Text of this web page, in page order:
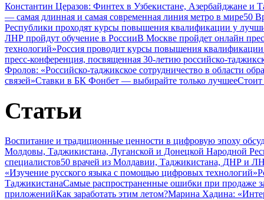
Константин Церазов: Финтех в Узбекистане, Азербайджане
— самая длинная и самая современная линия метро в мире50
Республики проходят курсы повышения квалификации у
ЛНР пройдут обучение в РоссииВ Москве пройдет онлайн
технологий»Россия проводит курсы повышения квалификации
пресс-конференция, посвященная 30-летию российско-
Фролов: «Российско-таджикское сотрудничество в области
связей»Ставки в БК Фонбет — выбирайте только лучшееСтоит
Статьи
Воспитание и традиционные ценности в цифровую эпоху
Молдовы, Таджикистана, Луганской и Донецкой Народной
специалистов50 врачей из Молдавии, Таджикистана, ДНР и
«Изучение русского языка с помощью цифровых технологий»
ТаджикистанаСамые распространенные ошибки при продаже
приложенийКак заработать этим летом?Марина Хадина: